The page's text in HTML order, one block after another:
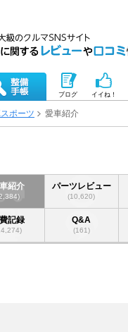
ブログ イイね！
ポーツ 愛車紹介
紹介 パーツレビュー
(10,620)
記録 Q&A
(161)